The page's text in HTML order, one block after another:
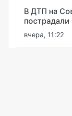
В ДТП на
вчера, 11:22